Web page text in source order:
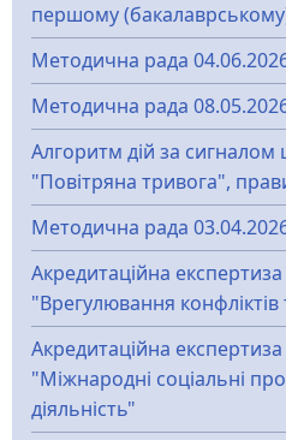
першому (бакалаврському)
Методична рада
Методична рада
Алгоритм дій за сигналом
"Повітряна тривога",
Методична рада
Акредитаційна
"Врегулювання конфліктів
Акредитаційна
"Міжнародні соціальні
діяльність"